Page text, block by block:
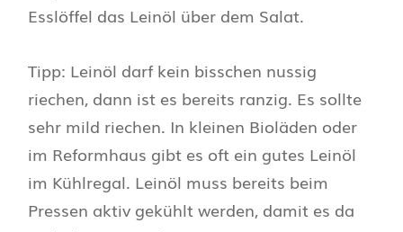
Esslöffel das Leinöl über dem Salat.
Tipp: Leinöl darf kein bisschen nussig
riechen, dann ist es bereits ranzig. Es sollte
sehr mild riechen. In kleinen Bioläden oder
im Reformhaus gibt es oft ein gutes Leinöl
im Kühlregal. Leinöl muss bereits beim
Pressen aktiv gekühlt werden, damit es da